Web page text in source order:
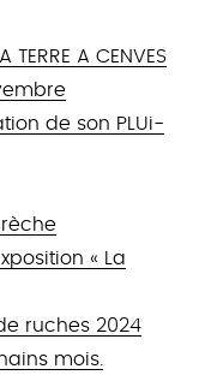
TERRE A CENVES
de son PLUi-
« La
ruches 2024
mois.